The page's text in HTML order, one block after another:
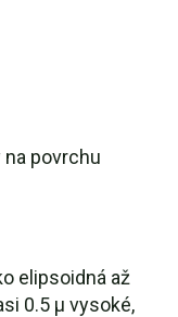
na povrchu
elipsoidná až
0.5 µ vysoké,